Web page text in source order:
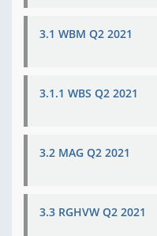
3.1 WBM Q2 2021
3.1.1 WBS Q2 2021
3.2 MAG Q2 2021
3.3 RGHVW Q2 2021